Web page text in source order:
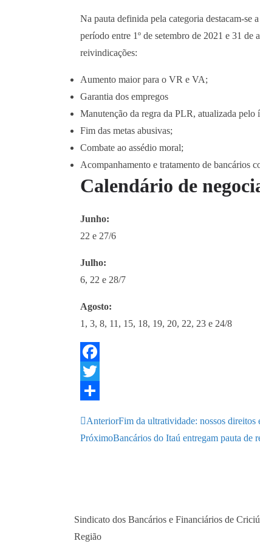
Na pauta definida pela categoria destacam-se
período entre 1º de setembro de 2021 e 31
reivindicações:
Aumento maior para o VR e VA;
Garantia dos empregos
Manutenção da regra da PLR, atualizada pelo
Fim das metas abusivas;
Combate ao assédio moral;
Acompanhamento e tratamento de bancários
Calendário de
Junho:
22 e 27/6
Julho:
6, 22 e 28/7
Agosto:
1, 3, 8, 11, 15, 18, 19, 20, 22, 23 e 24/8
F
T
AnteriorFim da ultratividade: nossos direitos
PróximoBancários do Itaú entregam pauta de
Sindicato dos Bancários e Financiários de
Região